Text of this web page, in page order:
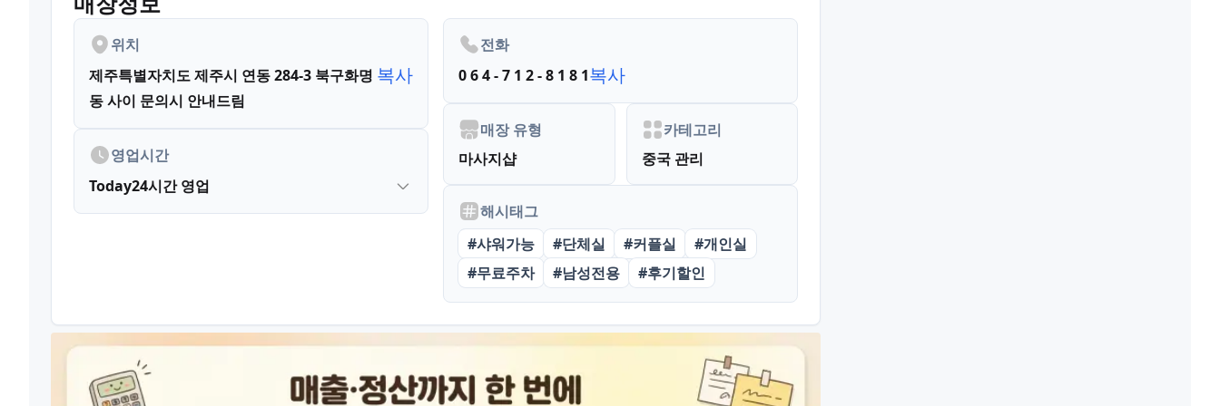
위치
제주특별자치도 제주시 연동 284-3 북구화명
동 사이 문의시 안내드림
복사
영업시간
Today24시간 영업
전화
0 6 4 - 7 1 2 - 8 1 8 1복사
매장 유형
마사지샵
카테고리
중국 관리
해시태그
#샤워가능 #단체실 #커플실 #개인실
#무료주차 #남성전용 #후기할인